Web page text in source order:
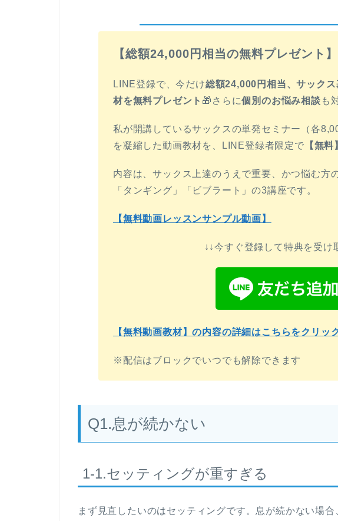
【総額24,000円相当の無料プレゼント】
LINE登録で、今だけ総額24,000円相当、サック
材を無料プレゼント 🎁さらに個別のお悩み相談 も
私が開講しているサックスの単発セミナー（各
を凝縮した動画教材を、LINE登録者限定で 【無
内容は、サックス上達のうえで重要、かつ悩む方
「タンギング」「ビブラート」の3講座です。
【無料動画レッスンサンプル動画】
↓↓今すぐ登録して特典を受け
【無料動画教材】の内容の詳細はこちらをクリッ
※配信はブロックでいつでも解除できます
Q1.息が続かない
1-1.セッティングが重すぎる
まず見直したいのはセッティングです。息が続かない場